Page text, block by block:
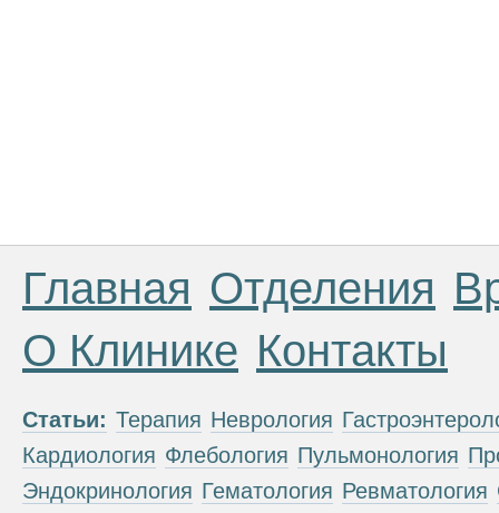
Главная Отделения
О Клинике Контакты
Статьи: Терапия Неврология
Кардиология Флебология Пульмонология
Эндокринология Гематология Ревматология